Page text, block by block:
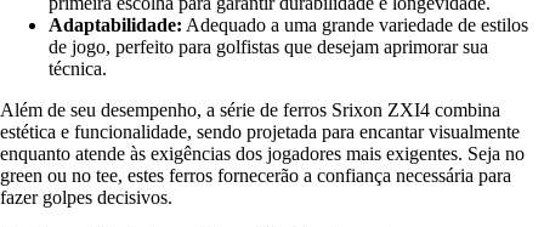
Adaptabilidade: Adequado a uma grande variedade de estilos
de jogo, perfeito para golfistas que desejam aprimorar sua
técnica.
Além de seu desempenho, a série de ferros Srixon ZXI4 combina
estética e funcionalidade, sendo projetada para encantar visualmente
enquanto atende às exigências dos jogadores mais exigentes. Seja no
green ou no tee, estes ferros fornecerão a confiança necessária para
fazer golpes decisivos.